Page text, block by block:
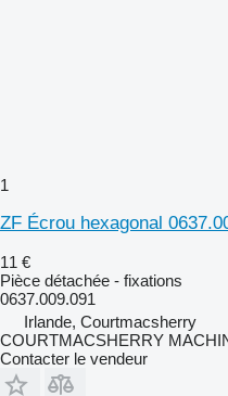
1
ZF Écrou hexagonal
11 €
Pièce détachée - fixations
0637.009.091
Irlande, Courtmacsherry
COURTMACSHERRY
Contacter le vendeur